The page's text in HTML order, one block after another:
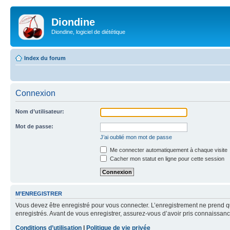
Diondine
Diondine, logiciel de diététique
Index du forum
Connexion
Nom d’utilisateur:
Mot de passe:
J’ai oublié mon mot de passe
Me connecter automatiquement à chaque visite
Cacher mon statut en ligne pour cette session
M’ENREGISTRER
Vous devez être enregistré pour vous connecter. L’enregistrement ne
enregistrés. Avant de vous enregistrer, assurez-vous d’avoir pris
Conditions d’utilisation
Politique de vie privée